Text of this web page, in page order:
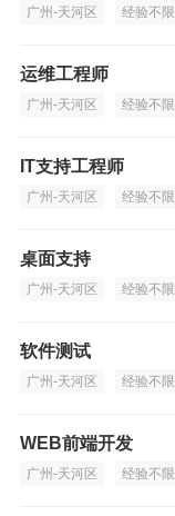
广州-天河区 经验不限
运维工程师
广州-天河区 经验不限
IT支持工程师
广州-天河区 经验不限
桌面支持
广州-天河区 经验不限
软件测试
广州-天河区 经验不限
WEB前端开发
广州-天河区 经验不限